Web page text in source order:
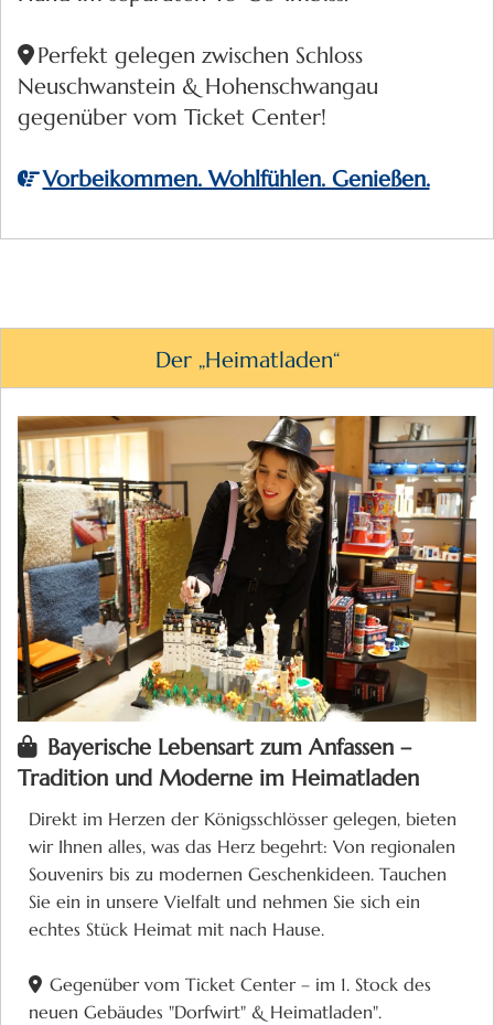
Perfekt gelegen zwischen Schloss
Neuschwanstein & Hohenschwangau
gegenüber vom Ticket Center!
Vorbeikommen. Wohlfühlen. Genießen.
Der „Heimatladen“
Bayerische Lebensart zum Anfassen –
Tradition und Moderne im Heimatladen
Direkt im Herzen der Königsschlösser gelegen, bieten
wir Ihnen alles, was das Herz begehrt: Von regionalen
Souvenirs bis zu modernen Geschenkideen. Tauchen
Sie ein in unsere Vielfalt und nehmen Sie sich ein
echtes Stück Heimat mit nach Hause.
Gegenüber vom Ticket Center – im 1. Stock des
neuen Gebäudes "Dorfwirt" & Heimatladen".